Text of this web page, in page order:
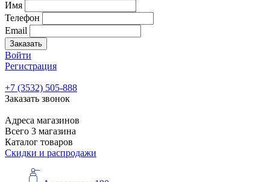
Имя
Телефон
Email
Заказать
Войти
Регистрация
+7 (3532) 505-888
Заказать звонок
Адреса магазинов
Всего 3 магазина
Каталог товаров
Скидки и распродажи